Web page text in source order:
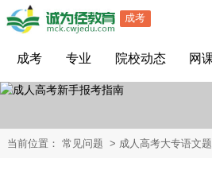
成考
成考 专业 院校动态 网
当前位置： 常见问题 > 成人高考大专语文